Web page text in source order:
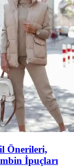
Önerileri,
İpuçları